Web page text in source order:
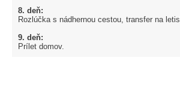
8. deň:
Rozlúčka s nádhernou cestou, transfer na
9. deň:
Prílet domov.